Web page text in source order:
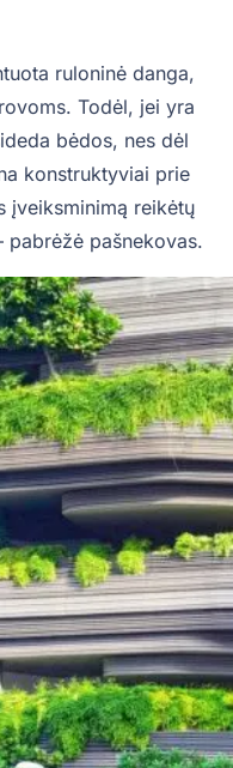
ruloninė danga,
Todėl, jei yra
bėdos, nes dėl
konstruktyviai prie
įveiksminimą reikėtų
pabrėžė pašnekovas.